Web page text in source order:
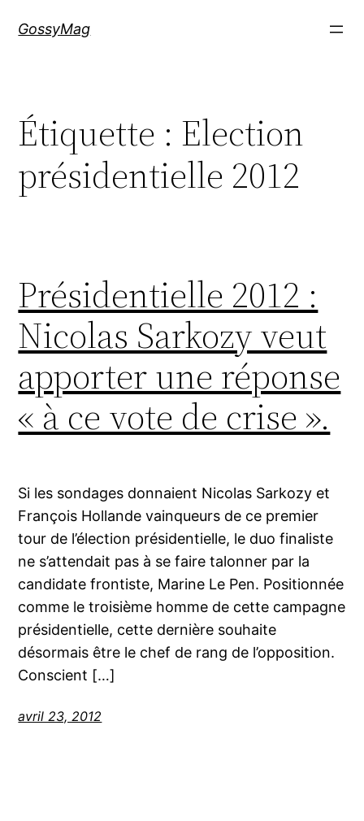
GossyMag
Étiquette : Election
présidentielle 2012
Présidentielle 2012 :
Nicolas Sarkozy veut
apporter une réponse
« à ce vote de crise ».
Si les sondages donnaient Nicolas Sarkozy et
François Hollande vainqueurs de ce premier
tour de l’élection présidentielle, le duo finaliste
ne s’attendait pas à se faire talonner par la
candidate frontiste, Marine Le Pen. Positionnée
comme le troisième homme de cette campagne
présidentielle, cette dernière souhaite
désormais être le chef de rang de l’opposition.
Conscient […]
avril 23, 2012